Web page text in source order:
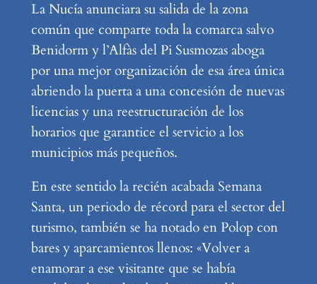
La Nucía anunciara su salida de la zona
común que comparte toda la comarca salvo
Benidorm y l’Alfàs del Pi Susmozas aboga
por una mejor organización de esa área única
abriendo la puerta a una concesión de nuevas
licencias y una reestructuración de los
horarios que garantice el servicio a los
municipios más pequeños.
En este sentido la recién acabada Semana
Santa, un periodo de récord para el sector del
turismo, también se ha notado en Polop con
bares y aparcamientos llenos: «Volver a
enamorar a ese visitante que se había